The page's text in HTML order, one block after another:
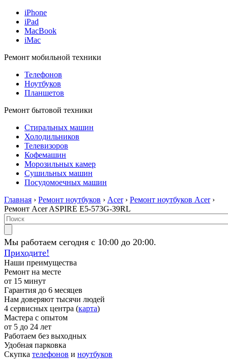
iPhone
iPad
MacBook
iMac
Ремонт мобильной техники
Телефонов
Ноутбуков
Планшетов
Ремонт бытовой техники
Стиральных машин
Холодильников
Телевизоров
Кофемашин
Морозильных камер
Сушильных машин
Посудомоечных машин
Главная › Ремонт ноутбуков › Acer› Ремонт ноутбуков Acer›
Ремонт Acer ASPIRE E5-573G-39RL
Мы работаем сегодня с 10:00 до 20:00.
Приходите!
Наши преимущества
Ремонт на месте
от 15 минут
Гарантия до 6 месяцев
Нам доверяют тысячи людей
4 сервисных центра (карта)
Мастера с опытом
от 5 до 24 лет
Работаем без выходных
Удобная парковка
Скупка телефонов и ноутбуков